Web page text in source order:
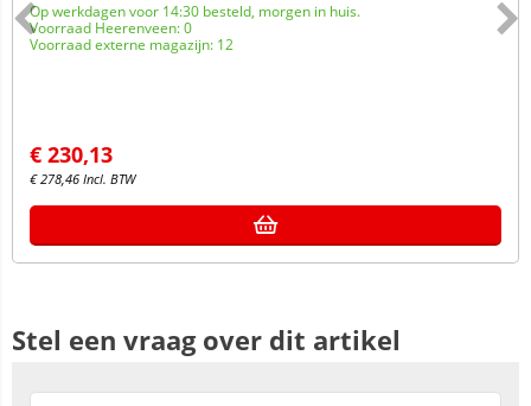
Op werkdagen voor 14:30 besteld, morgen in huis.
Voorraad Heerenveen: 0
Voorraad externe magazijn: 12
€ 230,13
€278,46 Incl. BTW
Stel een vraag over dit artikel